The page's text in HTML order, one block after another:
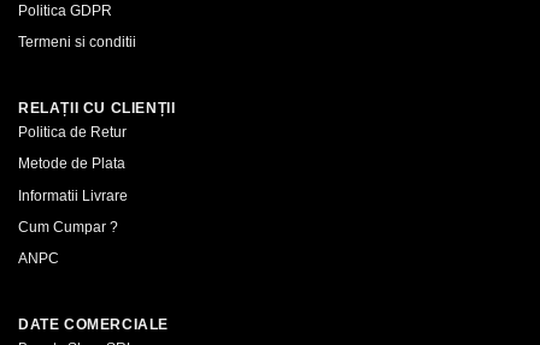
Politica GDPR
Termeni si conditii
RELAȚII CU CLIENȚII
Politica de Retur
Metode de Plata
Informatii Livrare
Cum Cumpar ?
ANPC
DATE COMERCIALE